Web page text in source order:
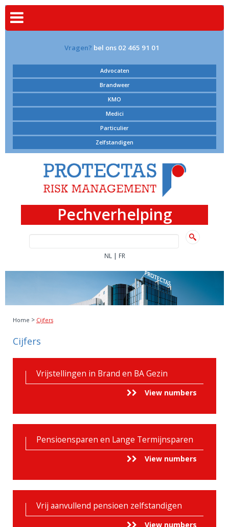
Vragen? bel ons 02 465 91 01
Advocaten
Brandweer
KMO
Medici
Particulier
Zelfstandigen
Pechverhelping
NL | FR
Home > Cijfers
Cijfers
Vrijstellingen in Brand en BA Gezin
View numbers
Pensioensparen en Lange Termijnsparen
View numbers
Vrij aanvullend pensioen zelfstandigen
View numbers